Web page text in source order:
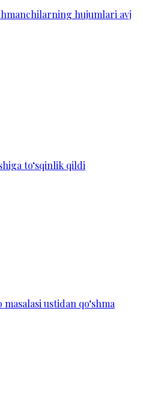
hujumlari avj
to‘sqinlik qildi
ustidan qo‘shma